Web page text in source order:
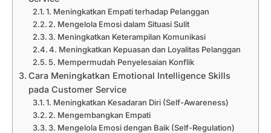
1. Meningkatkan Empati terhadap Pelanggan
2. Mengelola Emosi dalam Situasi Sulit
3. Meningkatkan Keterampilan Komunikasi
4. Meningkatkan Kepuasan dan Loyalitas Pelanggan
5. Mempermudah Penyelesaian Konflik
Cara Meningkatkan Emotional Intelligence Skills
pada Customer Service
1. Meningkatkan Kesadaran Diri (Self-Awareness)
2. Mengembangkan Empati
3. Mengelola Emosi dengan Baik (Self-Regulation)